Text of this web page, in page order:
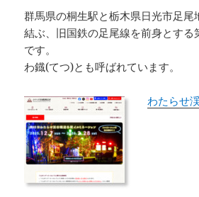
群馬県の桐生駅と栃木県日光市足尾
結ぶ、旧国鉄の足尾線を前身とする
です。
わ鐡(てつ)とも呼ばれています。
わたらせ